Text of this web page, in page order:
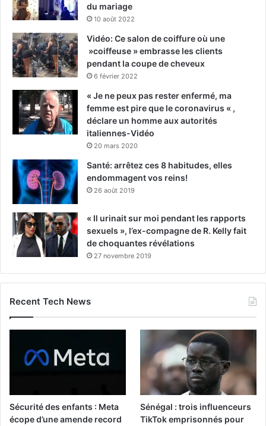
du mariage
10 août 2022
Vidéo: Ce salon de coiffure où une
»coiffeuse » embrasse les clients
pendant la coupe de cheveux
6 février 2022
« Je ne peux pas rester enfermé, ma
femme est pire que le coronavirus « ,
déclare un homme aux autorités
italiennes-Vidéo
20 mars 2020
Santé: arrêtez ces 8 habitudes, elles
endommagent vos reins!
26 août 2019
« Il urinait sur moi pendant les rapports
sexuels », l’ex-compagne de R. Kelly fait
de choquantes révélations
27 novembre 2019
Recent Tech News
Sécurité des enfants : Meta
écope d’une amende record
Sénégal : trois influenceurs
TikTok emprisonnés pour